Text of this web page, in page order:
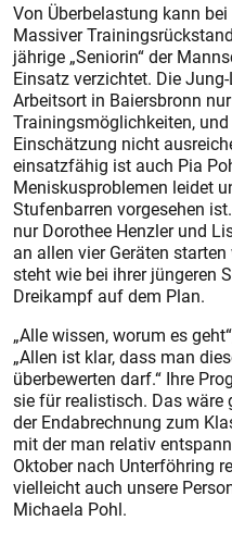
Von Überbelastung kann
Massiver
jährige „Seniorin“ der
Einsatz verzichtet. Die
Arbeitsort in Baiersbronn
Trainingsmöglichkeiten,
Einschätzung nicht
einsatzfähig ist auch Pia
Meniskusproblemen leidet
Stufenbarren vorgesehen
nur Dorothee Henzler und
an allen vier Geräten
steht wie bei ihrer jüngeren
Dreikampf auf dem Plan.
„Alle wissen, worum es
„Allen ist klar, dass man
überbewerten darf.“ Ihre
sie für realistisch. Das wäre
der Endabrechnung zum
mit der man relativ
Oktober nach Unterföhring
vielleicht auch unsere
Michaela Pohl.